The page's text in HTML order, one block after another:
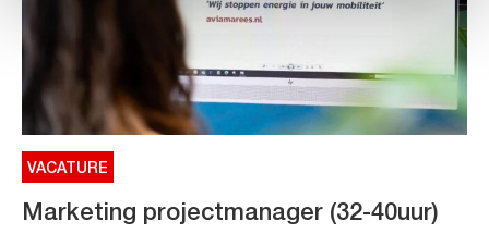
VACATURE
Marketing projectmanager (32-40uur)